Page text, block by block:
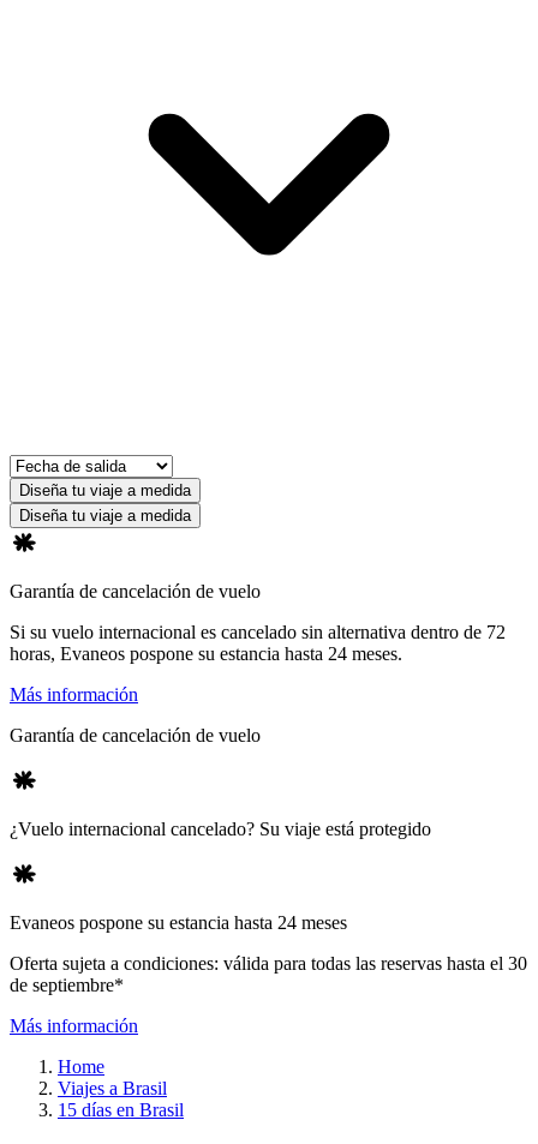
Diseña tu viaje a medida
Diseña tu viaje a medida
Garantía de cancelación de vuelo
Si su vuelo internacional es cancelado sin alternativa dentro de 72
horas, Evaneos pospone su estancia hasta 24 meses.
Más información
Garantía de cancelación de vuelo
¿Vuelo internacional cancelado? Su viaje está protegido
Evaneos pospone su estancia hasta 24 meses
Oferta sujeta a condiciones: válida para todas las reservas hasta el 30
de septiembre*
Más información
Home
Viajes a Brasil
15 días en Brasil